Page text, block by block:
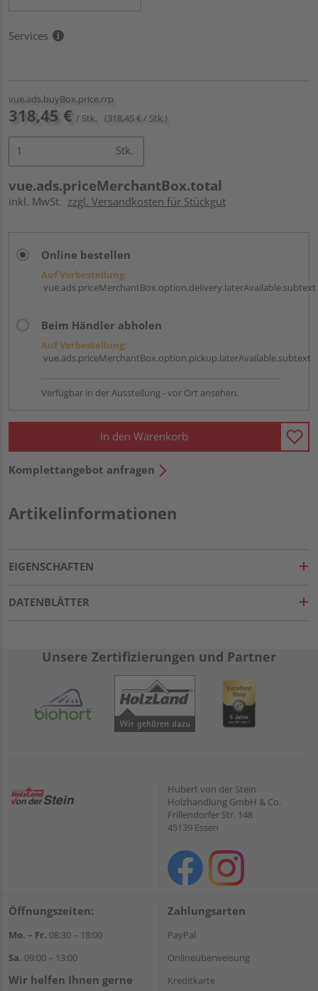
Services
vue.ads.buyBox.price.rrp
318,45 € / Stk. (318,45 € / Stk.)
Stk.
vue.ads.priceMerchantBox.total
inkl. MwSt. zzgl. Versandkosten für Stückgut
Online bestellen
Auf Vorbestellung:
vue.ads.priceMerchantBox.option.delivery.laterAvailable.subtext
Beim Händler abholen
Auf Vorbestellung:
vue.ads.priceMerchantBox.option.pickup.laterAvailable.subtext
Verfügbar in der Ausstellung - vor Ort ansehen.
In den Warenkorb
Komplettangebot anfragen
Artikelinformationen
EIGENSCHAFTEN
DATENBLÄTTER
Unsere Zertifizierungen und Partner
Hubert von der Stein
Holzhandlung GmbH & Co.
Frillendorfer Str. 148
45139 Essen
Öffnungszeiten:
Mo. – Fr. 08:30 – 18:00
Sa. 09:00 – 13:00
Wir helfen Ihnen gerne
Zahlungsarten
PayPal
Onlineüberweisung
Kreditkarte